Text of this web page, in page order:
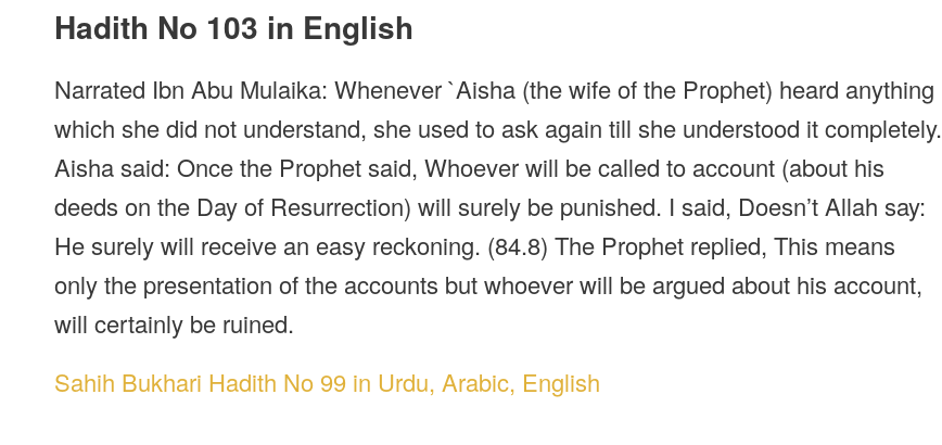
Hadith No 103 in English
Narrated Ibn Abu Mulaika: Whenever `Aisha (the wife of the Prophet) heard anything
which she did not understand, she used to ask again till she understood it completely.
Aisha said: Once the Prophet said, Whoever will be called to account (about his
deeds on the Day of Resurrection) will surely be punished. I said, Doesn’t Allah say:
He surely will receive an easy reckoning. (84.8) The Prophet replied, This means
only the presentation of the accounts but whoever will be argued about his account,
will certainly be ruined.
Sahih Bukhari Hadith No 99 in Urdu, Arabic, English